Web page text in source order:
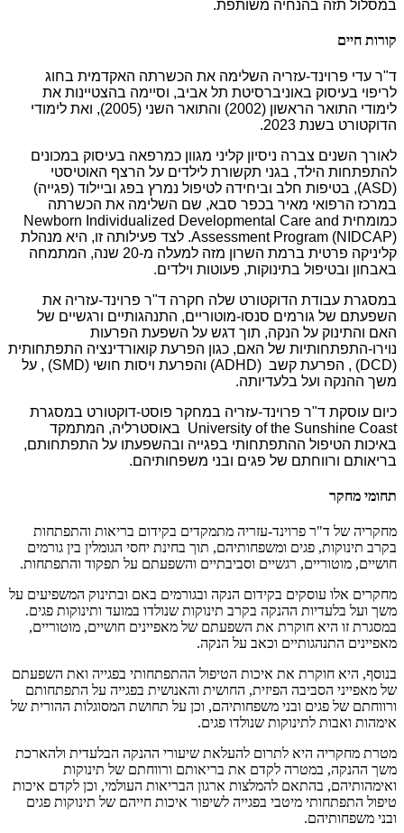
במסלול תזה בהנחיה משותפת.
קורות חיים
ד"ר עדי פרוינד-עזריה השלימה את הכשרתה האקדמית בחוג
לריפוי בעיסוק באוניברסיטת תל אביב, וסיימה בהצטיינות את
לימודי התואר הראשון (2002) והתואר השני (2005), ואת לימודי
הדוקטורט בשנת 2023
.
לאורך השנים צברה ניסיון קליני מגוון כמרפאה בעיסוק במכונים
להתפתחות הילד, בגני תקשורת לילדים על הרצף האוטיסטי
(
ASD), בטיפות חלב וביחידה לטיפול נמרץ בפג וביילוד (פגייה)
במרכז הרפואי מאיר בכפר סבא, שם השלימה את הכשרתה
כמומחית Newborn Individualized Developmental Care and
Assessment Program (NIDCAP). לצד פעילותה זו, היא מנהלת
קליניקה פרטית ברמת השרון מזה למעלה מ-
20 שנה, המתמחה
באבחון ובטיפול בתינוקות, פעוטות וילדים.
במסגרת עבודת הדוקטורט שלה חקרה ד"ר פרוינד-עזריה את
השפעתם של גורמים סנסו-מוטוריים, התנהגותיים ורגשיים של
האם והתינוק על הנקה, תוך דגש על השפעת הפרעות
נוירו-התפתחותיות של האם, כגון הפרעת קואורדינציה התפתחותית
(DCD)
, הפרעת קשב (ADHD) והפרעת ויסות חושי (SMD)
, על
משך ההנקה ועל בלעדיותה.
כיום עוסקת ד"ר פרוינד-עזריה במחקר פוסט-דוקטורט במסגרת
University of the Sunshine Coast באוסטרליה, המתמקד
באיכות הטיפול ההתפתחותי בפגייה ובהשפעתו על התפתחותם,
בריאותם ורווחתם של פגים ובני משפחותיהם.
תחומי מחקר
מחקריה של ד"ר פרוינד-עזריה מתמקדים בקידום בריאות והתפתחות
בקרב תינוקות, פגים ומשפחותיהם, תוך בחינת יחסי הגומלין בין גורמים
חושיים, מוטוריים, רגשיים וסביבתיים והשפעתם על תפקוד והתפתחות.
מחקרים אלו עוסקים בקידום הנקה ובגורמים באם ובתינוק המשפיעים על
משך ועל בלעדיות ההנקה בקרב תינוקות שנולדו במועד ותינוקות פגים.
במסגרת זו היא חוקרת את השפעתם של מאפיינים חושיים, מוטוריים,
מאפיינים התנהגותיים וכאב על הנקה.
בנוסף, היא חוקרת את איכות הטיפול ההתפתחותי בפגייה ואת השפעתם
של מאפייני הסביבה הפיזית, החושית והאנושית בפגייה על התפתחותם
ורווחתם של פגים ובני משפחותיהם, וכן על תחושת המסוגלות ההורית של
אימהות ואבות לתינוקות שנולדו פגים.
מטרת מחקריה היא לתרום להעלאת שיעורי ההנקה הבלעדית ולהארכת
משך ההנקה, במטרה לקדם את בריאותם ורווחתם של תינוקות
ואימהותיהם, בהתאם להמלצות ארגון הבריאות העולמי, וכן לקדם איכות
טיפול התפתחותי מיטבי בפגייה לשיפור איכות חייהם של תינוקות פגים
ובני משפחותיהם.